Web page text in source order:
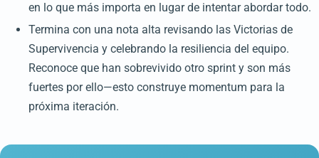
en lo que más importa en lugar de intentar abordar todo.
Termina con una nota alta revisando las Victorias de
Supervivencia y celebrando la resiliencia del equipo.
Reconoce que han sobrevivido otro sprint y son más
fuertes por ello—esto construye momentum para la
próxima iteración.